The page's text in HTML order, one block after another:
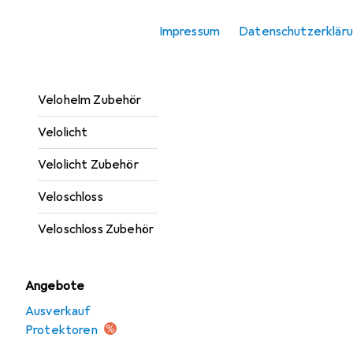
Impressum
Velohelm Zubehör
Velolicht
Velolicht Zubehör
Veloschloss
Veloschloss Zubehör
Angebote
Ausverkauf
Protektoren